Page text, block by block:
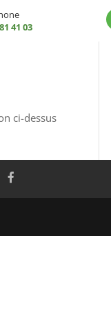
41 03
ci-dessus